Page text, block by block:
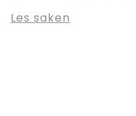
Les saken